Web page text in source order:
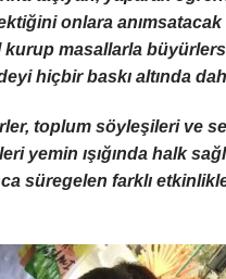
onlara
masallarla
hiçbir baskı altında
toplum söyleşileri ve
yemin ışığında halk
süregelen farklı